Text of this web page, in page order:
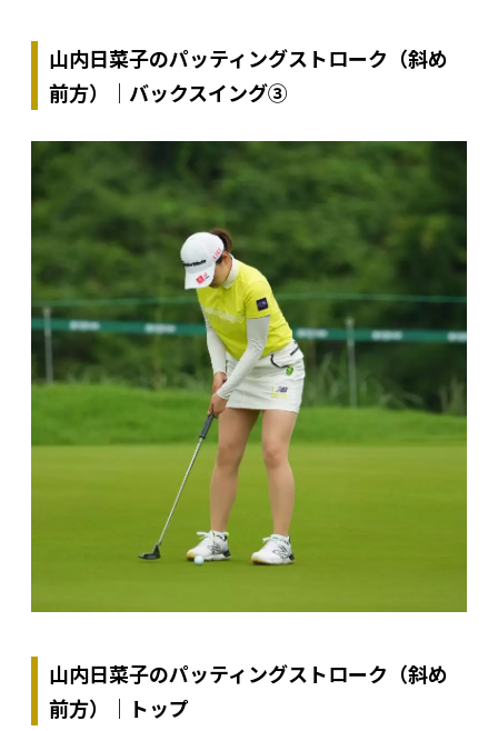
山内日菜子のパッティングストローク（斜め
前方）｜バックスイング③
山内日菜子のパッティングストローク（斜め
前方）｜トップ